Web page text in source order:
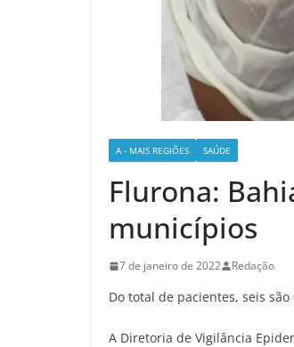
A - MAIS REGIÕES SAÚDE
Flurona:
municípios
7 de janeiro de 2022 Redação
Do total de pacientes, seis
A Diretoria de Vigilância